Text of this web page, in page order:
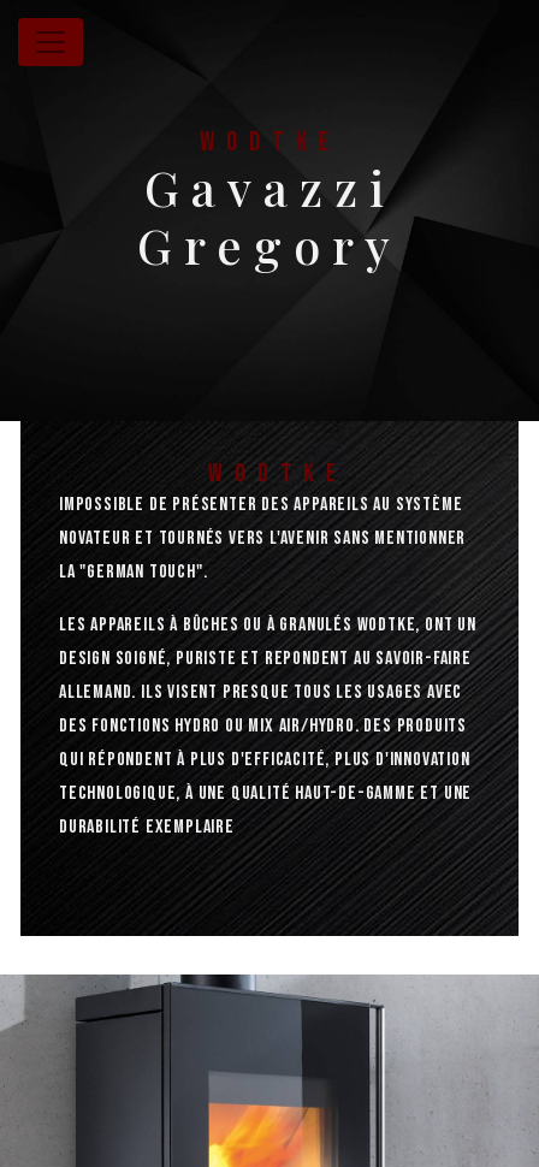
Panneau de gestion des cookies
Wodtke
Gavazzi
Gregory
WODTKE
Impossible de présenter des appareils au système
novateur et tournés vers l'avenir sans mentionner
la "German Touch".
Les appareils à bûches ou à granulés Wodtke, ont un
design soigné, puriste et repondent au savoir-faire
allemand. Ils visent presque tous les usages avec
des fonctions hydro ou mix air/hydro. Des produits
qui répondent à plus d'efficacité, plus d'innovation
technologique, à une qualité haut-de-gamme et une
durabilité exemplaire